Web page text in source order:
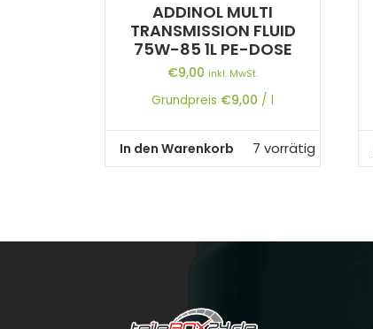
ADDINOL MULTI
TRANSMISSION FLUID
75W-85 1L PE-DOSE
€9,00 inkl. MwSt.
Grundpreis €9,00 /l
In den Warenkorb 7 vorrätig